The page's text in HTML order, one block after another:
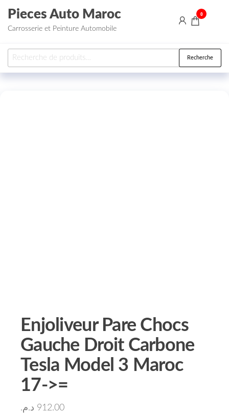
Aller au contenu
Pieces Auto Maroc
Carrosserie et Peinture Automobile
0
Recherche pour : Recherche
Enjoliveur Pare Chocs
Gauche Droit Carbone
Tesla Model 3 Maroc
17->=
912.00 د.م.